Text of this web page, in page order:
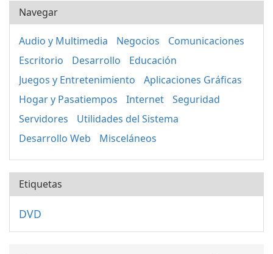
Navegar
Audio y Multimedia Negocios
Comunicaciones
Escritorio
Desarrollo
Educación
Juegos y Entretenimiento
Aplicaciones Gráficas
Hogar y Pasatiempos
Internet
Seguridad
Servidores
Utilidades del Sistema
Desarrollo Web
Misceláneos
Etiquetas
DVD